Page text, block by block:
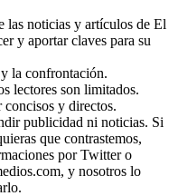
las noticias y artículos de El
y aportar claves para su
la confrontación.
lectores son limitados.
concisos y directos.
publicidad ni noticias. Si
que contrastemos,
por Twitter o
y nosotros lo